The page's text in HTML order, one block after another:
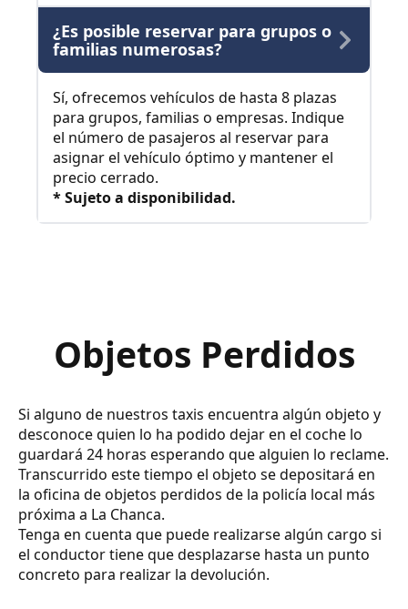
¿Es posible reservar para grupos o
familias numerosas?
Sí, ofrecemos vehículos de hasta 8 plazas
para grupos, familias o empresas. Indique
el número de pasajeros al reservar para
asignar el vehículo óptimo y mantener el
precio cerrado.
* Sujeto a disponibilidad.
Objetos Perdidos
Si alguno de nuestros taxis encuentra algún objeto y
desconoce quien lo ha podido dejar en el coche lo
guardará 24 horas esperando que alguien lo reclame.
Transcurrido este tiempo el objeto se depositará en
la oficina de objetos perdidos de la policía local más
próxima a La Chanca.
Tenga en cuenta que puede realizarse algún cargo si
el conductor tiene que desplazarse hasta un punto
concreto para realizar la devolución.